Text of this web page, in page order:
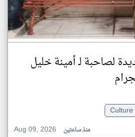
لصاحبة لـ أمينة خليل
Culture
Aug 09, 2026
منذ ساعتين